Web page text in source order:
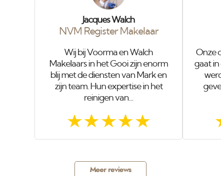
Jacques Walch
NVM Register Makelaar
Wij bij Voorma en Walch
Makelaars in het Gooi zijn enorm
blij met de diensten van Mark en
zijn team. Hun expertise in het
reinigen van...
Onze
gaat in
Meer reviews